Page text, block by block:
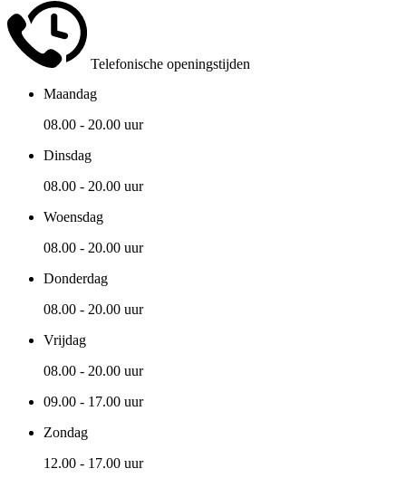
Telefonische openingstijden
Maandag
08.00 - 20.00 uur
Dinsdag
08.00 - 20.00 uur
Woensdag
08.00 - 20.00 uur
Donderdag
08.00 - 20.00 uur
Vrijdag
08.00 - 20.00 uur
09.00 - 17.00 uur
Zondag
12.00 - 17.00 uur